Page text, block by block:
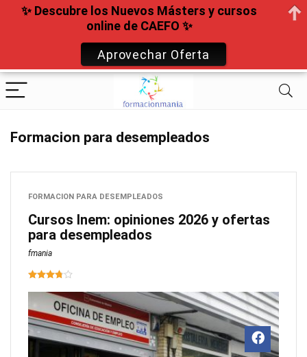
Formacion para desempleados
FORMACION PARA DESEMPLEADOS
Cursos Inem: opiniones 2026 y ofertas
para desempleados
fmania
✨ Descubre los Nuevos Másters y cursos
online de CAEFO ✨
Aprovechar Oferta